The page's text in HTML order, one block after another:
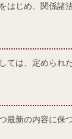
はじめ、関係諸
ては、定められ
最新の内容に保